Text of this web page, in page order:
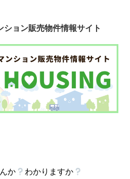
ョン販売物件情報サイト
か
わかりますか